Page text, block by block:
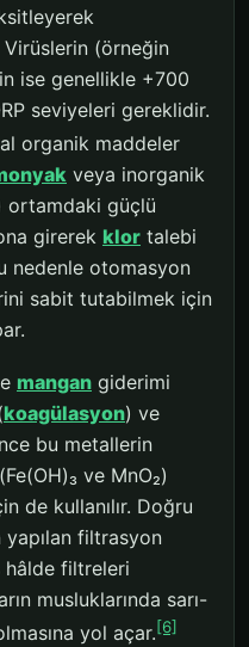
Virüslerin (örneğin
ise genellikle +700
seviyeleri gereklidir.
organik maddeler
veya inorganik
ortamdaki güçlü
girerek klor talebi
nedenle otomasyon
sabit tutabilmek için
mangan giderimi
koagülasyon) ve
bu metallerin
ve MnO₂)
de kullanılır. Doğru
yapılan filtrasyon
hâlde filtreleri
musluklarında sarı-
yol açar.[6]